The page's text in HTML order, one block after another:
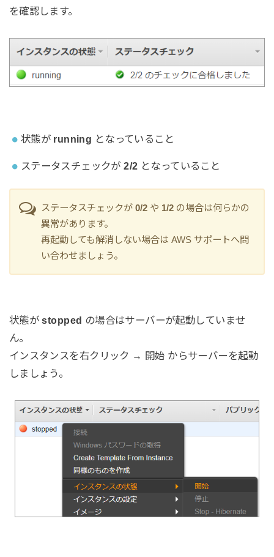
を確認します。
状態が running となっていること
ステータスチェックが2/2 となっていること
ステータスチェックが0/2 や 1/2 の場合は何らかの
異常があります。
再起動しても解消しない場合は AWS サポートへ問
い合わせましょう。
状態がstopped の場合はサーバーが起動していませ
ん。
インスタンスを右クリック → 開始 からサーバーを起動
しましょう。